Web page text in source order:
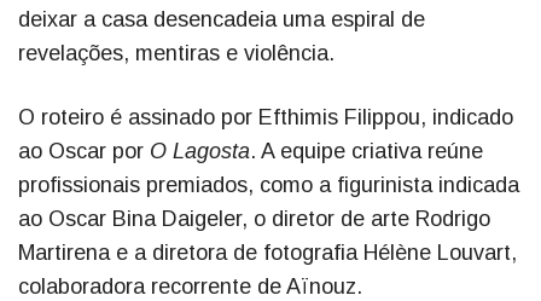
deixar a casa desencadeia uma espiral de
revelações, mentiras e violência.
O roteiro é assinado por Efthimis Filippou, indicado
ao Oscar por O Lagosta. A equipe criativa reúne
profissionais premiados, como a figurinista indicada
ao Oscar Bina Daigeler, o diretor de arte Rodrigo
Martirena e a diretora de fotografia Hélène Louvart,
colaboradora recorrente de Aïnouz.